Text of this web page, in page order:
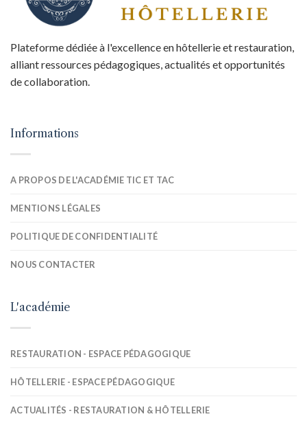
Plateforme dédiée à l'excellence en hôtellerie et restauration,
alliant ressources pédagogiques, actualités et opportunités
de collaboration.
Informations
A PROPOS DE L'ACADÉMIE TIC ET TAC
MENTIONS LÉGALES
POLITIQUE DE CONFIDENTIALITÉ
NOUS CONTACTER
L'académie
RESTAURATION - ESPACE PÉDAGOGIQUE
HÔTELLERIE - ESPACE PÉDAGOGIQUE
ACTUALITÉS - RESTAURATION & HÔTELLERIE